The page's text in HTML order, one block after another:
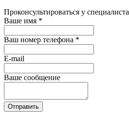
Проконсультироваться у специалиста
Ваше имя *
Ваш номер телефона *
E-mail
Ваше сообщение
Отправить